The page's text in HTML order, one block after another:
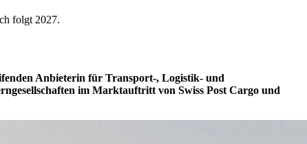
folgt 2027.
Anbieterin für Transport-, Logistik- und
im Marktauftritt von Swiss Post Cargo und